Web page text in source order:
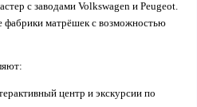
с заводами Volkswagen и Peugeot.
матрёшек с возможностью
центр и экскурсии по